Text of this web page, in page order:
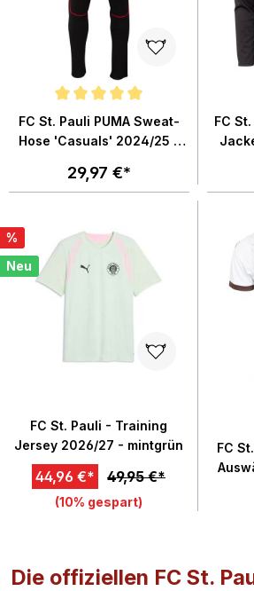
Durchschnittliche Bewertung von 5 von 5
FC St. Pauli PUMA Sweat-
Hose 'Casuals' 2024/25 -
29,97 €*
FC
%
Neu
FC St. Pauli - Training
Jersey 2026/27 - mintgrün
44,96 €* 49,95 €*
(10% gespart)
FC
Die offiziellen FC St.